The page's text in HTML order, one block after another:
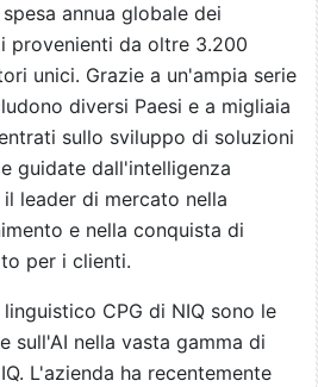
annua globale dei
provenienti da oltre 3.200
unici. Grazie a un'ampia serie
diversi Paesi e a migliaia
sullo sviluppo di soluzioni
guidate dall'intelligenza
leader di mercato nella
e nella conquista di
per i clienti.
CPG di NIQ sono le
sull'AI nella vasta gamma di
L'azienda ha recentemente